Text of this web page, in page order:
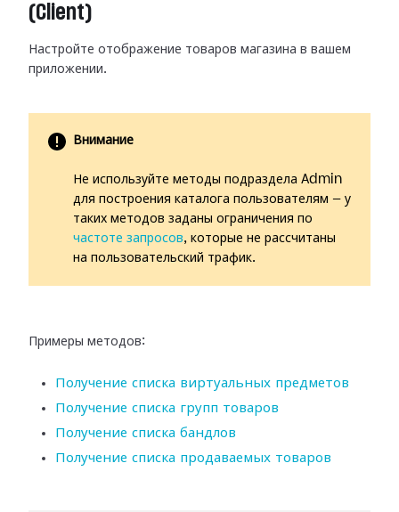
(Client)
Настройте отображение товаров магазина в вашем
приложении.
Внимание
Не используйте методы подраздела Admin
для построения каталога пользователям — у
таких методов заданы ограничения по
частоте запросов, которые не рассчитаны
на пользовательский трафик.
Примеры методов:
Получение списка виртуальных предметов
Получение списка групп товаров
Получение списка бандлов
Получение списка продаваемых товаров